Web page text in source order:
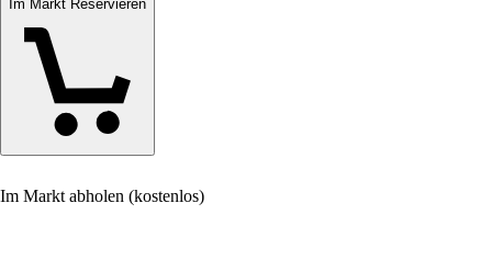
Im Markt Reservieren
Im Markt abholen (kostenlos)